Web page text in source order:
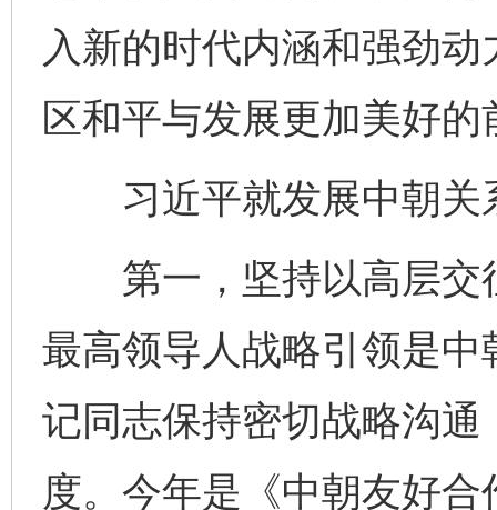
入新的时代内涵和强劲
区和平与发展更加美好的
习近平就发展中朝关
第一，坚持以高层交
最高领导人战略引领是
记同志保持密切战略沟
度。今年是《中朝友好